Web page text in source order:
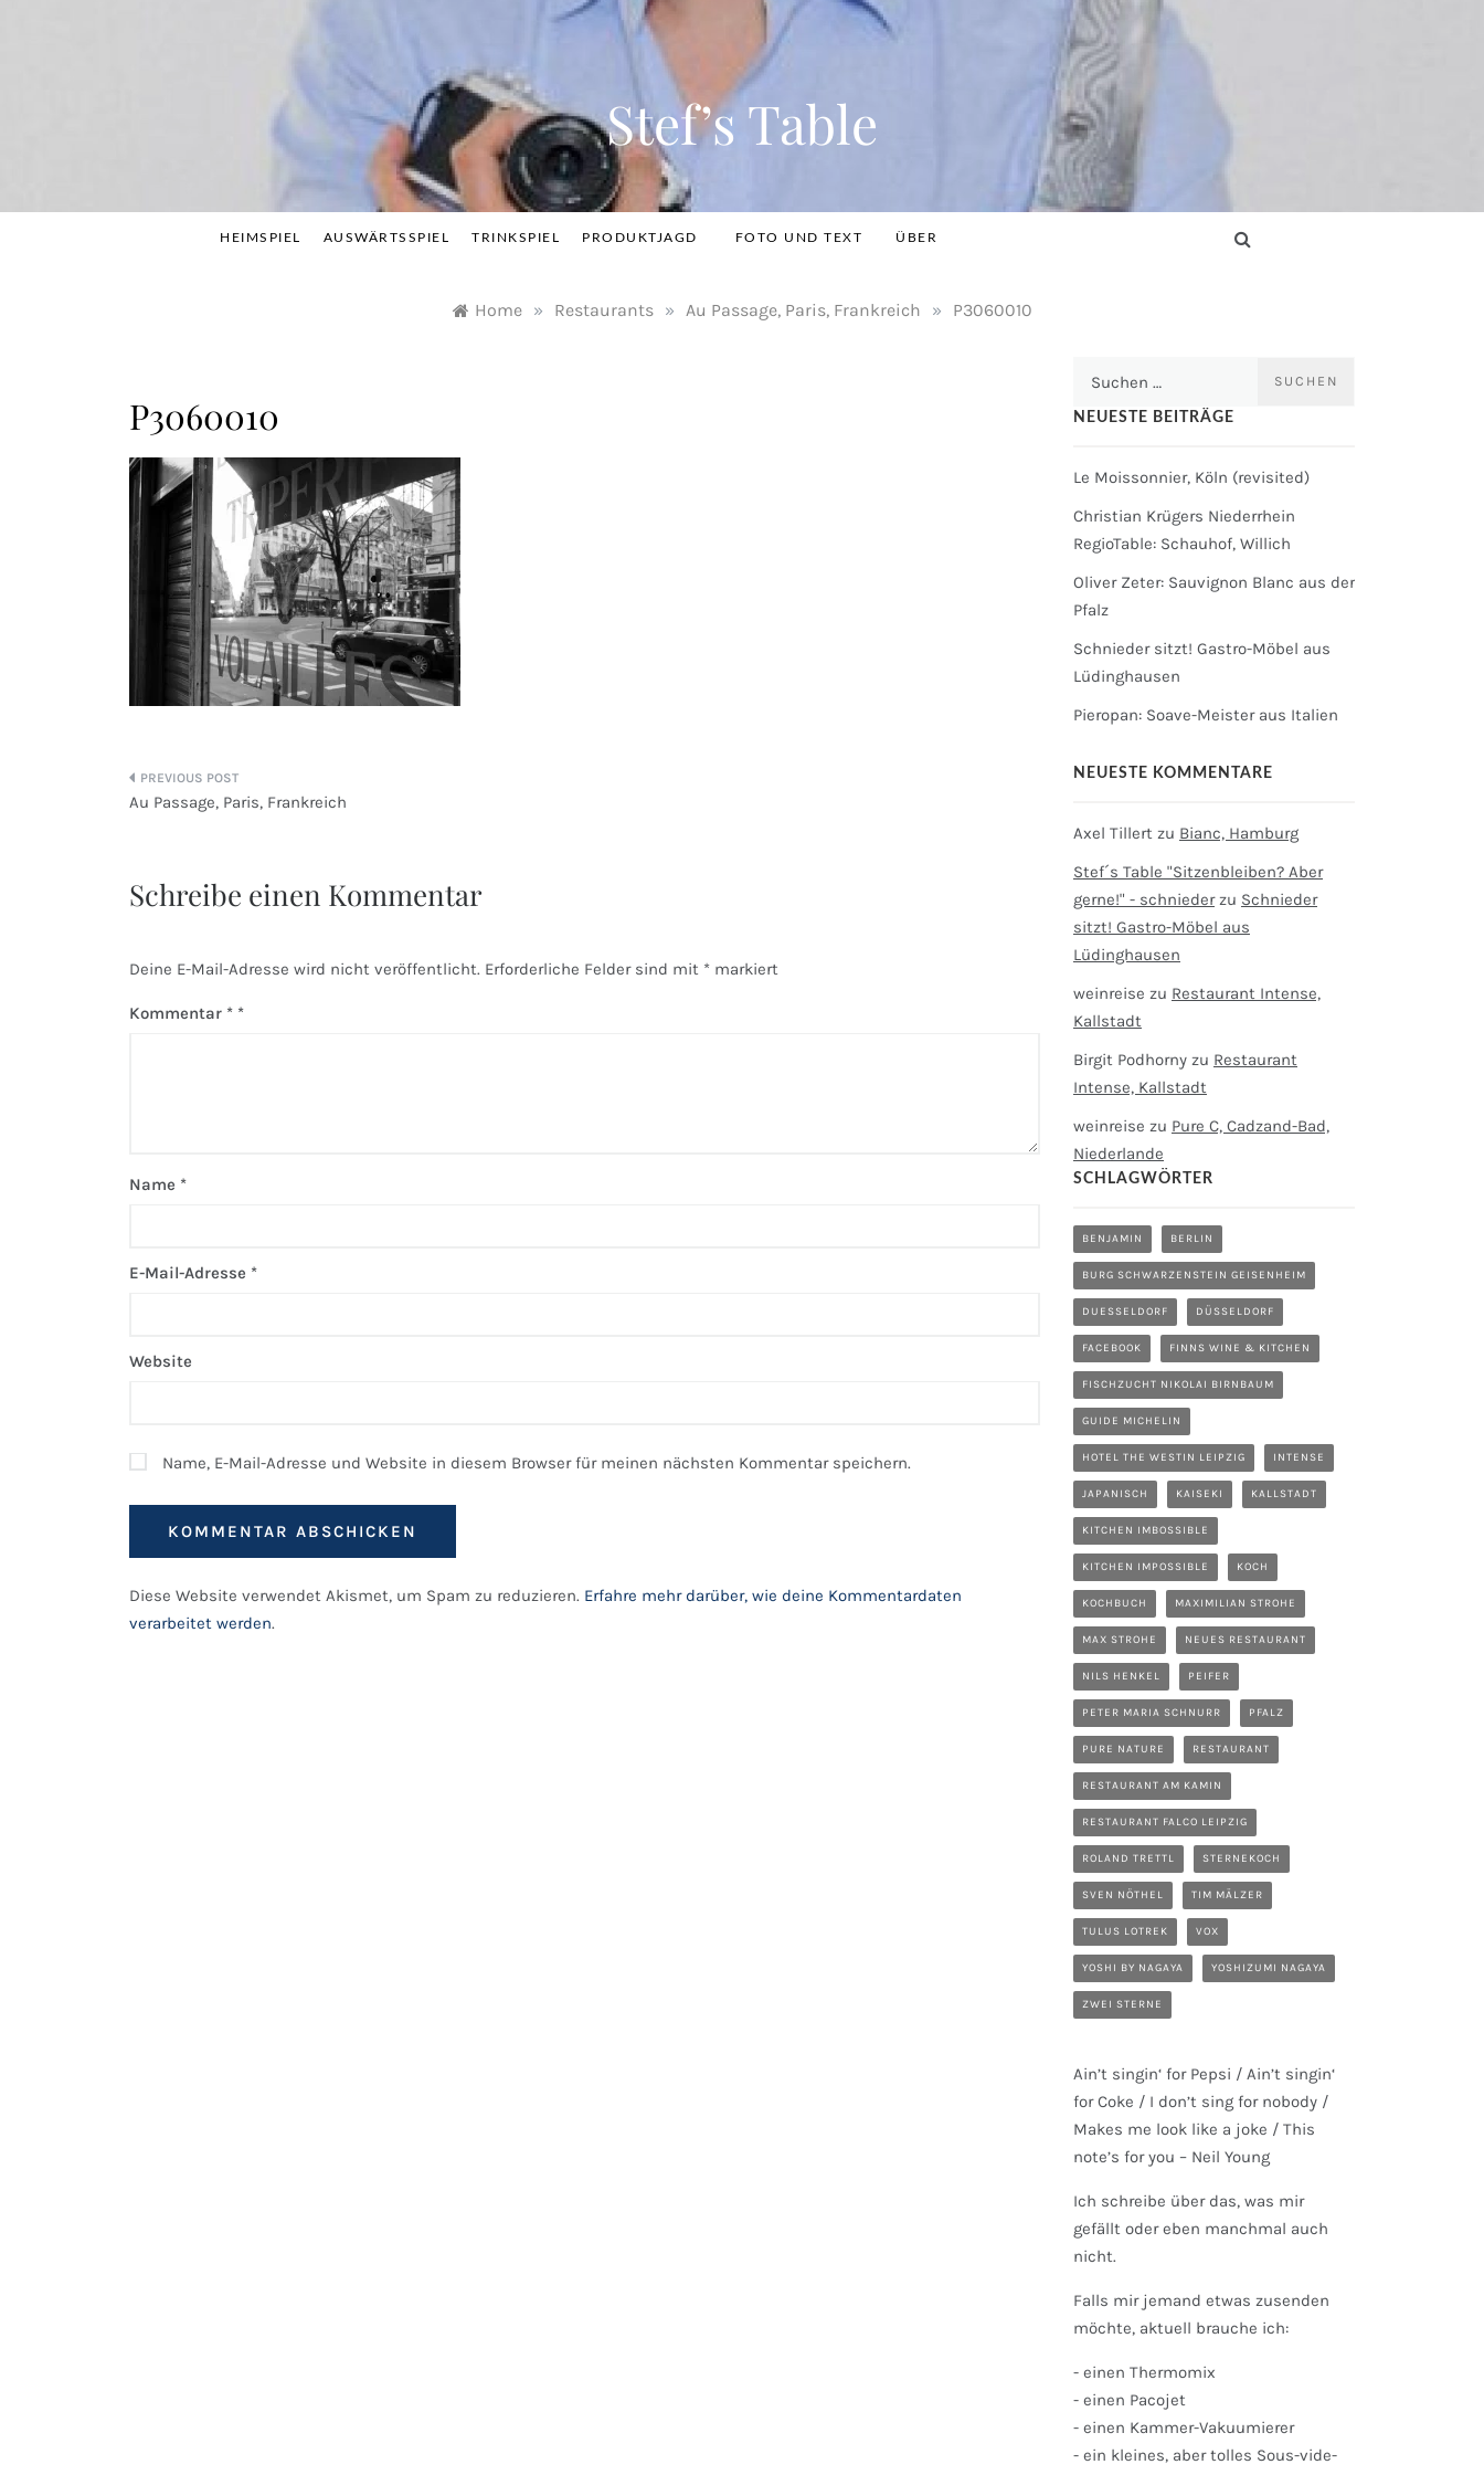
Stef’s Table
HEIMSPIEL AUSWÄRTSSPIEL TRINKSPIEL PRODUKTJAGD FOTO UND TEXT ÜBER
Home » Restaurants » Au Passage, Paris, Frankreich » P3060010
P3060010
Beitragsnavigation
Au Passage, Paris, Frankreich
Schreibe einen Kommentar
Deine E-Mail-Adresse wird nicht veröffentlicht. Erforderliche Felder sind mit * markiert
Kommentar *
Name *
E-Mail-Adresse *
Website
Name, E-Mail-Adresse und Website in diesem Browser für meinen nächsten Kommentar speichern.
Diese Website verwendet Akismet, um Spam zu reduzieren. Erfahre mehr darüber, wie deine Kommentardaten
verarbeitet werden.
NEUESTE BEITRÄGE
Le Moissonnier, Köln (revisited)
Christian Krügers Niederrhein
RegioTable: Schauhof, Willich
Oliver Zeter: Sauvignon Blanc aus der
Pfalz
Schnieder sitzt! Gastro-Möbel aus
Lüdinghausen
Pieropan: Soave-Meister aus Italien
NEUESTE KOMMENTARE
Axel Tillert zu Bianc, Hamburg
Stef´s Table "Sitzenbleiben? Aber
gerne!" - schniederzu Schnieder
sitzt! Gastro-Möbel aus
Lüdinghausen
weinreise zu Restaurant Intense,
Kallstadt
Birgit Podhorny zu Restaurant
Intense, Kallstadt
weinreise zu Pure C, Cadzand-Bad,
Niederlande
SCHLAGWÖRTER
BENJAMIN BERLIN
BURG SCHWARZENSTEIN GEISENHEIM
DUESSELDORF DÜSSELDORF
FACEBOOK FINNS WINE & KITCHEN
FISCHZUCHT NIKOLAI BIRNBAUM
GUIDE MICHELIN
HOTEL THE WESTIN LEIPZIG INTENSE
JAPANISCH KAISEKI KALLSTADT
KITCHEN IMBOSSIBLE
KITCHEN IMPOSSIBLE KOCH
KOCHBUCH MAXIMILIAN STROHE
MAX STROHE NEUES RESTAURANT
NILS HENKEL PEIFER
PETER MARIA SCHNURR PFALZ
PURE NATURE RESTAURANT
RESTAURANT AM KAMIN
RESTAURANT FALCO LEIPZIG
ROLAND TRETTL STERNEKOCH
SVEN NÖTHEL TIM MÄLZER
TULUS LOTREK VOX
YOSHI BY NAGAYA YOSHIZUMI NAGAYA
ZWEI STERNE
Ain’t singin‘ for Pepsi / Ain’t singin‘
for Coke / I don’t sing for nobody /
Makes me look like a joke / This
note’s for you – Neil Young
Ich schreibe über das, was mir
gefällt oder eben manchmal auch
nicht.
Falls mir jemand etwas zusenden
möchte, aktuell brauche ich:
- einen Thermomix
- einen Pacojet
- einen Kammer-Vakuumierer
- ein kleines, aber tolles Sous-vide-